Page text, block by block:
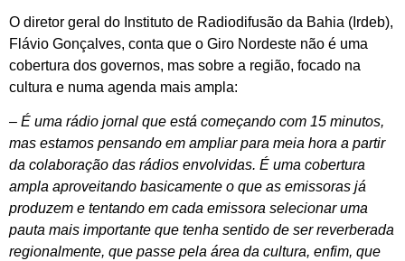
O diretor geral do Instituto de Radiodifusão da Bahia (Irdeb),
Flávio Gonçalves, conta que o Giro Nordeste não é uma
cobertura dos governos, mas sobre a região, focado na
cultura e numa agenda mais ampla:
– É uma rádio jornal que está começando com 15 minutos,
mas estamos pensando em ampliar para meia hora a partir
da colaboração das rádios envolvidas. É uma cobertura
ampla aproveitando basicamente o que as emissoras já
produzem e tentando em cada emissora selecionar uma
pauta mais importante que tenha sentido de ser reverberada
regionalmente, que passe pela área da cultura, enfim, que